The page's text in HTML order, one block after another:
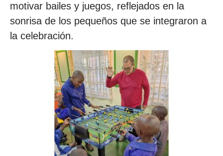
motivar bailes y juegos, reflejados en la
sonrisa de los pequeños que se integraron a
la celebración.